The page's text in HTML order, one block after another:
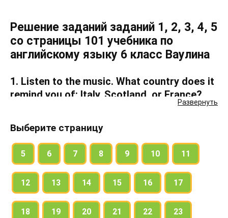
Развернуть
Решение заданий заданий 1, 2, 3, 4, 5
со страницы 101 учебника по
английскому языку 6 класс Ваулина
1. Listen to the music. What country does it
remind you of: Italy, Scotland, or France?
2. Look at the text. What is it about? What
can you see/do in this place. Listen, read
and check.
3. Read the brochure. Where can someone
see:
Выберите страницу
5 6 7 8 9 10 11
12 13 14 15 16 17
18 19 20 21 22 23